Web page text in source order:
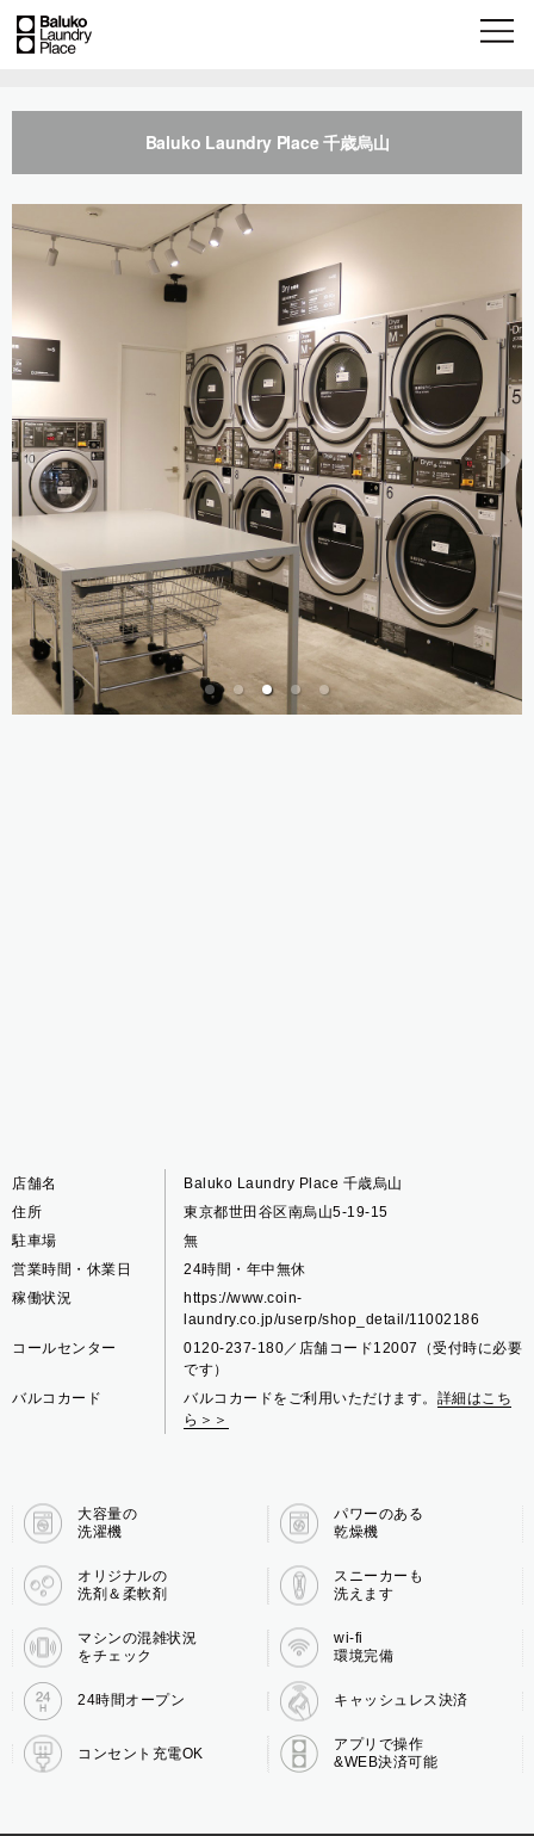
Baluko Laundry Place 千歳烏山
店舗名
Baluko Laundry Place 千歳烏山
住所
東京都世田谷区南烏山5-19-15
駐車場
無
営業時間・休業日
24時間・年中無休
稼働状況
https://www.coin-
laundry.co.jp/userp/shop_detail/11002186
コールセンター
0120-237-180／店舗コード12007（受付時に必要
です）
バルコカード
バルコカードをご利用いただけます。 詳細はこち
ら＞＞
大容量の
洗濯機
パワーのある
乾燥機
オリジナルの
洗剤＆柔軟剤
スニーカーも
洗えます
マシンの混雑状況
をチェック
wi-fi
環境完備
24時間オープン キャッシュレス決済
コンセント充電OK
アプリで操作
&WEB決済可能